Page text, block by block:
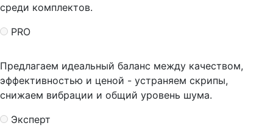
среди комплектов.
PRO
Предлагаем идеальный баланс между качеством,
эффективностью и ценой - устраняем скрипы,
снижаем вибрации и общий уровень шума.
Эксперт